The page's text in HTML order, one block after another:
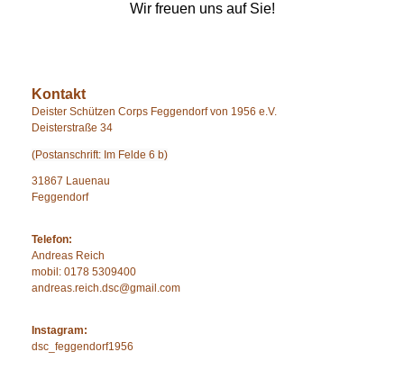
Wir freuen uns auf Sie!
Kontakt
Deister Schützen Corps Feggendorf von 1956 e.V.
Deisterstraße 34
(Postanschrift: Im Felde 6 b)
31867 Lauenau
Feggendorf
Telefon:
Andreas Reich
mobil: 0178 5309400
andreas.reich.dsc@gmail.com
Instagram:
dsc_feggendorf1956